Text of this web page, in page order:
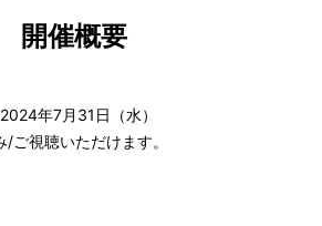
開催概要
年7月31日（水）
ご視聴いただけます。